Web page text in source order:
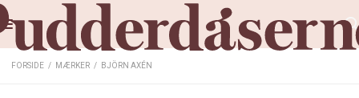
FORSIDE / MÆRKER / BJÖRN AXÉN